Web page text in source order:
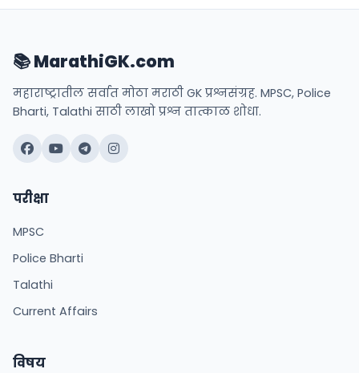
📚 MarathiGK.com
महाराष्ट्रातील सर्वात मोठा मराठी GK प्रश्नसंग्रह. MPSC, Police
Bharti, Talathi साठी लाखो प्रश्न तात्काळ शोधा.
परीक्षा
MPSC
Police Bharti
Talathi
Current Affairs
विषय